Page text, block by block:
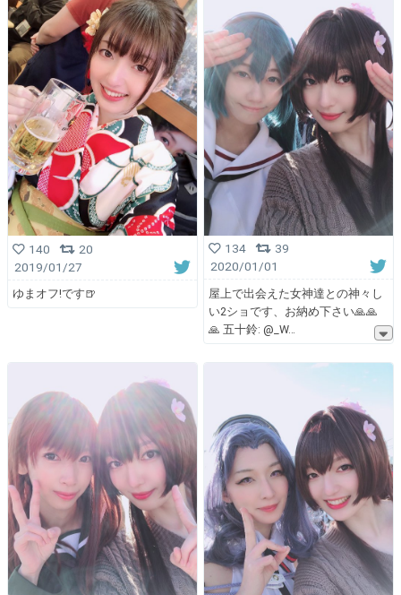
140
20
2019/01/27
ゆまオフ!です🍺
134
39
2020/01/01
屋上で出会えた女神達との神々し
い2ショです、お納め下さい🙏🙏
🙏 五十鈴: @_W